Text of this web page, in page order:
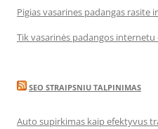
Pigias vasarines padangas rasite
Tik vasarinės padangos
SEO STRAIPSNIU TALPINIMAS
Auto supirkimas kaip efektyvus